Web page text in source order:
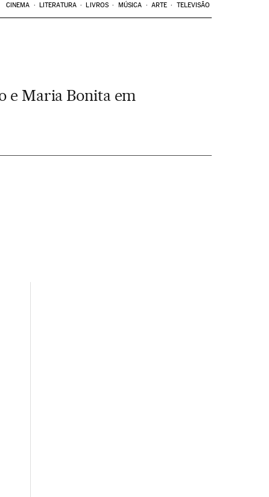
CINEMA LITERATURA LIVROS MÚSICA ARTE TELEVISÃO
e Maria Bonita em